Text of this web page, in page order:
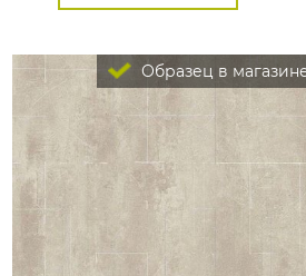
Образец в